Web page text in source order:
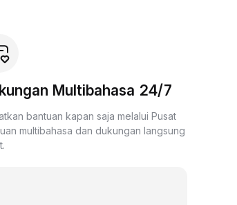
Multibahasa 24/7
bantuan kapan saja melalui Pusat
multibahasa dan dukungan langsung